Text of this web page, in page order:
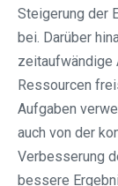
Steigerung der
bei. Darüber
zeitaufwändige
Ressourcen
Aufgaben
auch von der
Verbesserung
bessere